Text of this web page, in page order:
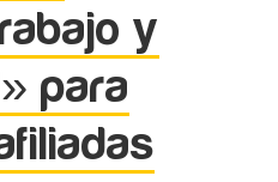
y
para